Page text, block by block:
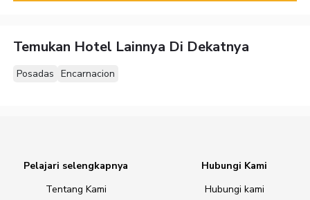
Temukan Hotel Lainnya Di Dekatnya
Posadas Encarnacion
Pelajari selengkapnya
Tentang Kami
Hubungi Kami
Hubungi kami